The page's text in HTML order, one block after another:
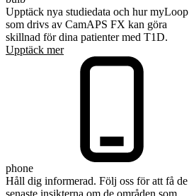
Upptäck nya studiedata och hur myLoop
som drivs av CamAPS FX kan göra
skillnad för dina patienter med T1D.
Upptäck mer
phone
Håll dig informerad. Följ oss för att få de